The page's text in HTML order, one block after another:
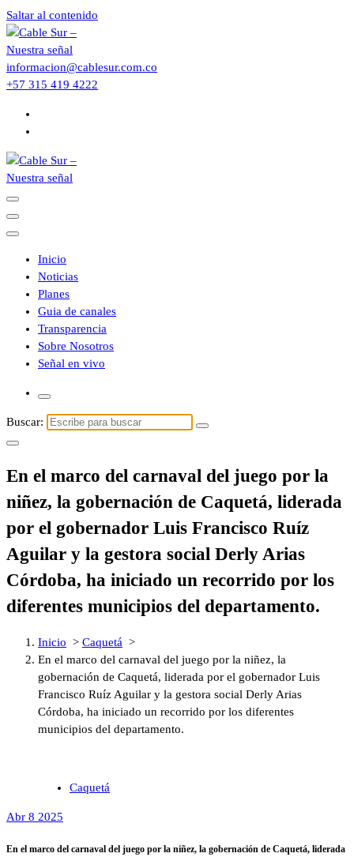
Saltar al contenido
informacion@cablesur.com.co
+57 315 419 4222
Inicio
Noticias
Planes
Guia de canales
Transparencia
Sobre Nosotros
Señal en vivo
Buscar:
En el marco del carnaval del juego por la
niñez, la gobernación de Caquetá, liderada
por el gobernador Luis Francisco Ruíz
Aguilar y la gestora social Derly Arias
Córdoba, ha iniciado un recorrido por los
diferentes municipios del departamento.
Inicio > Caquetá >
En el marco del carnaval del juego por la niñez, la
gobernación de Caquetá, liderada por el gobernador Luis
Francisco Ruíz Aguilar y la gestora social Derly Arias
Córdoba, ha iniciado un recorrido por los diferentes
municipios del departamento.
Caquetá
Abr 8 2025
En el marco del carnaval del juego por la niñez, la gobernación de Caquetá, liderada